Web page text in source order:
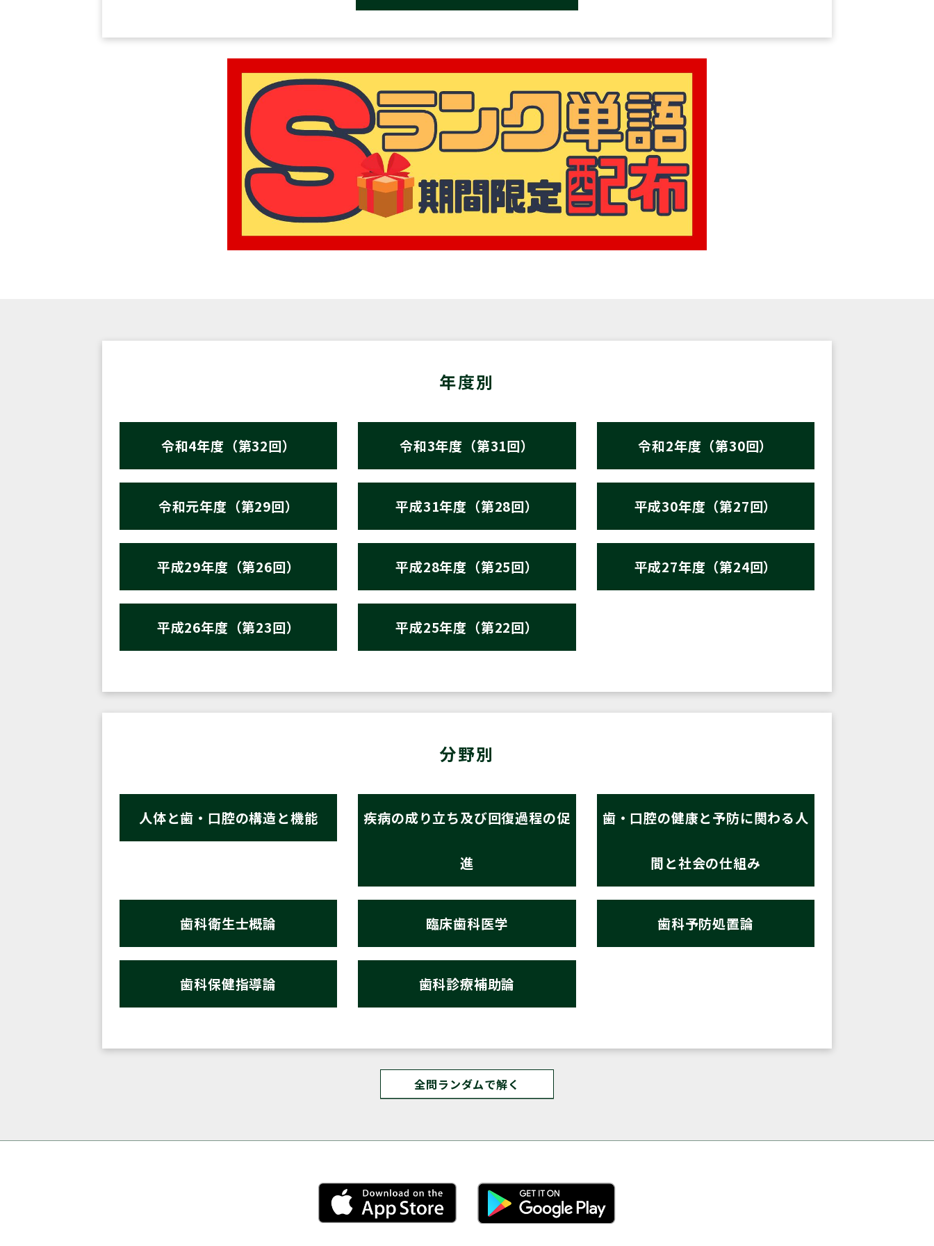
年度別
令和4年度（第32回） 令和3年度（第31回） 令和2年度（第30回）
令和元年度（第29回） 平成31年度（第28回） 平成30年度（第27回）
平成29年度（第26回） 平成28年度（第25回） 平成27年度（第24回）
平成26年度（第23回） 平成25年度（第22回）
分野別
人体と歯・口腔の構造と機能 疾病の成り立ち及び回復過程の促
進
歯・口腔の健康と予防に関わる人
間と社会の仕組み
歯科衛生士概論 臨床歯科医学 歯科予防処置論
歯科保健指導論 歯科診療補助論
全問ランダムで解く